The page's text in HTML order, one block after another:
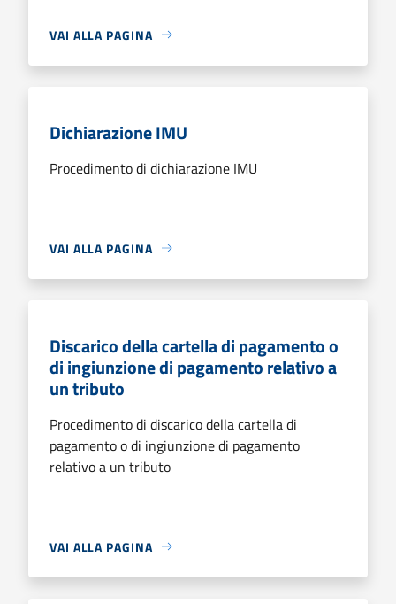
VAI ALLA PAGINA
Dichiarazione IMU
Procedimento di dichiarazione IMU
VAI ALLA PAGINA
Discarico della cartella di pagamento o
di ingiunzione di pagamento relativo a
un tributo
Procedimento di discarico della cartella di
pagamento o di ingiunzione di pagamento
relativo a un tributo
VAI ALLA PAGINA